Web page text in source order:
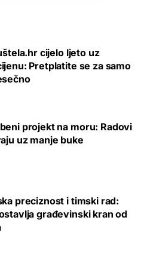
cijelo ljeto uz
Pretplatite se za samo
projekt na moru: Radovi
uz manje buke
preciznost i timski rad:
građevinski kran od